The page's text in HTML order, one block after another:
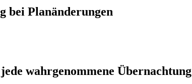
bei Planänderungen
wahrgenommene Übernachtung